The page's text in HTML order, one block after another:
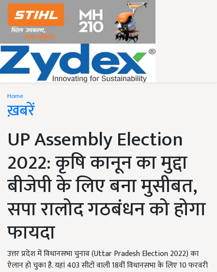
Home
ख़बरें
UP Assembly Election
2022: कृषि कानून का मुद्दा
बीजेपी के लिए बना मुसीबत,
सपा रालोद गठबंधन को होगा
फायदा
उत्तर प्रदेश में विधानसभा चुनाव (Uttar Pradesh Election 2022) का
ऐलान हो चुका है. यहां 403 सीटों वाली 18वीं विधानसभा के लिए 10 फरवरी